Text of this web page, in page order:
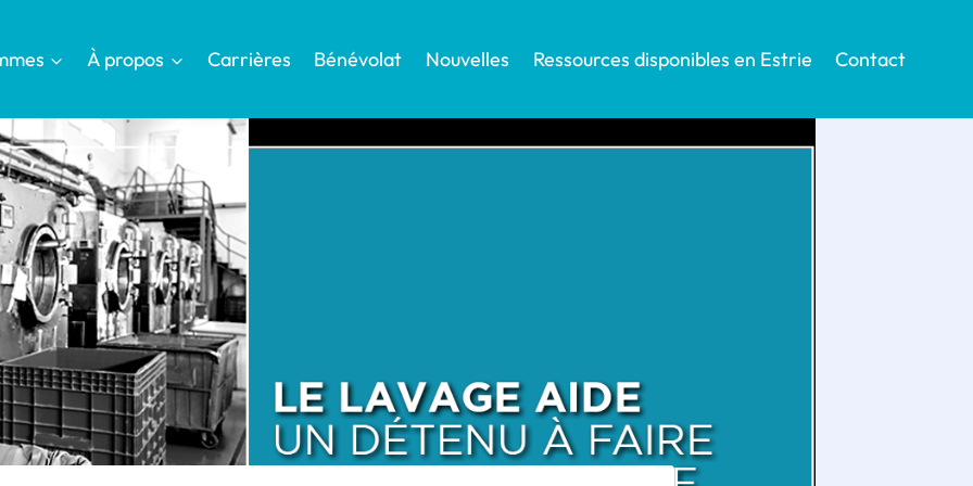
À propos Carrières Bénévolat Nouvelles Ressources disponibles en Estrie Contact